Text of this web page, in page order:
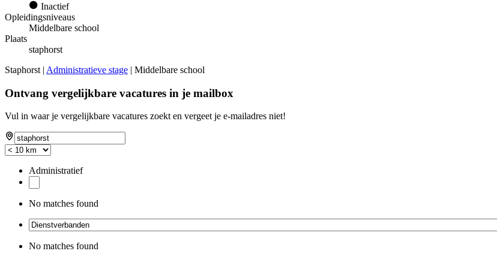
Inactief
Opleidingsniveaus
Middelbare school
Plaats
staphorst
Staphorst | Administratieve stage | Middelbare school
Ontvang vergelijkbare vacatures in je mailbox
Vul in waar je vergelijkbare vacatures zoekt en vergeet je e-mailadres niet!
Administratief
No matches found
No matches found